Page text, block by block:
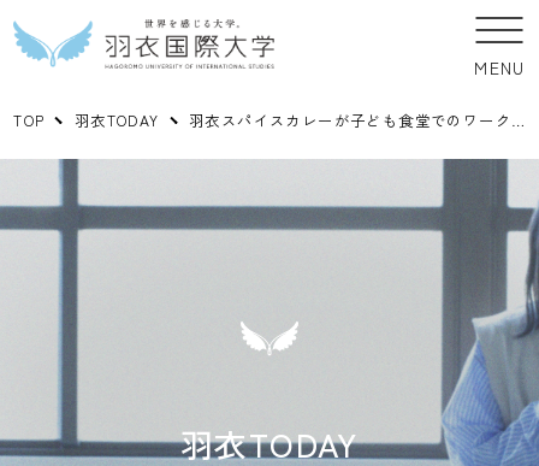
MENU
TOP 羽衣TODAY 羽衣スパイスカレーが子ども食堂でのワークショップで提供されました！
羽衣TODAY